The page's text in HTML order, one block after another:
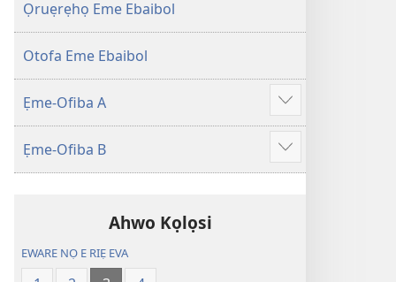
evaọ
Ọruẹrẹhọ Eme Ebaibol
Otofa Eme Ebaibol
Ẹme-Ofiba A
Show
more
Ẹme-Ofiba B
Show
more
Ahwo Kọlọsi
EWARE NỌ E RIẸ EVA